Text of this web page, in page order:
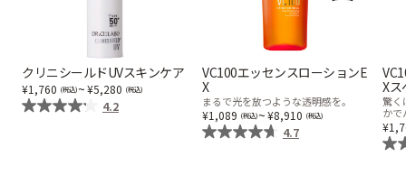
お悩みから探す
乾燥
ゆるみ・ハリ
クリニシールドUVスキンケア
1,760 ~ 5,280
4.2
VC100エッセンスローションE
X
まるで光を放つような透明感を。
1,089 ~ 8,910
4.7
Xス
驚く
かで